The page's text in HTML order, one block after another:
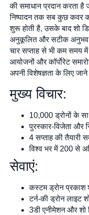
की समाधान प्रदान करता
निष्पादन तक सब कुछ कवर
शुरू होती है, उसके बाद शो
अनुकूलित और सटीक अनुभव
चार सप्ताह से भी कम समय
आयोजनों और कॉर्पोरेट
अपनी विशेषज्ञता के लिए
मुख्य विचार:
10,000 ड्रोनों के
पुरस्कार-विजेता और
4 सप्ताह की तैयारी
विश्व भर में 200 से
सेवाएं:
कस्टम ड्रोन प्रकाश
टर्न-की ड्रोन लाइट
3डी एनीमेशन और शो